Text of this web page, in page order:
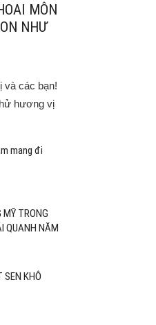
MÔN
NHƯ
và các bạn!
hương vị
mang đi
MỸ TRONG
QUANH NĂM
SEN KHÔ